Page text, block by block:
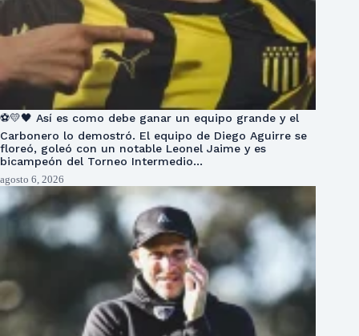
⚽💛🖤 Así es como debe ganar un equipo grande y el
Carbonero lo demostró. El equipo de Diego Aguirre se
floreó, goleó con un notable Leonel Jaime y es
bicampeón del Torneo Intermedio…
agosto 6, 2026